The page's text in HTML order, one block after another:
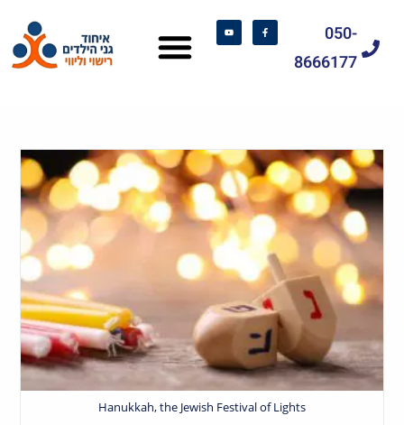
050-
8666177
Hanukkah, the Jewish Festival of Lights